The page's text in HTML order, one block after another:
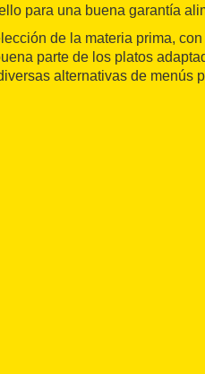
para una buena garantía
de la materia prima, con
parte de los platos
alternativas de menús